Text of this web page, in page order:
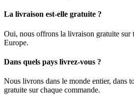
La livraison est-elle gratuite ?
Oui, nous offrons la livraison gratuite sur
Europe.
Dans quels pays livrez-vous ?
Nous livrons dans le monde entier, dans
gratuite sur chaque commande.